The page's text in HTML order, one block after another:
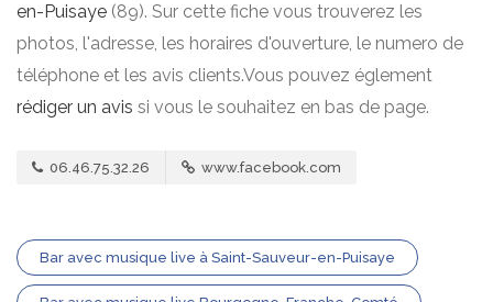
en-Puisaye (89). Sur cette fiche vous trouverez les
photos, l'adresse, les horaires d'ouverture, le numero de
téléphone et les avis clients.Vous pouvez églement
rédiger un avis si vous le souhaitez en bas de page.
06.46.75.32.26 www.facebook.com
Bar avec musique live à Saint-Sauveur-en-Puisaye